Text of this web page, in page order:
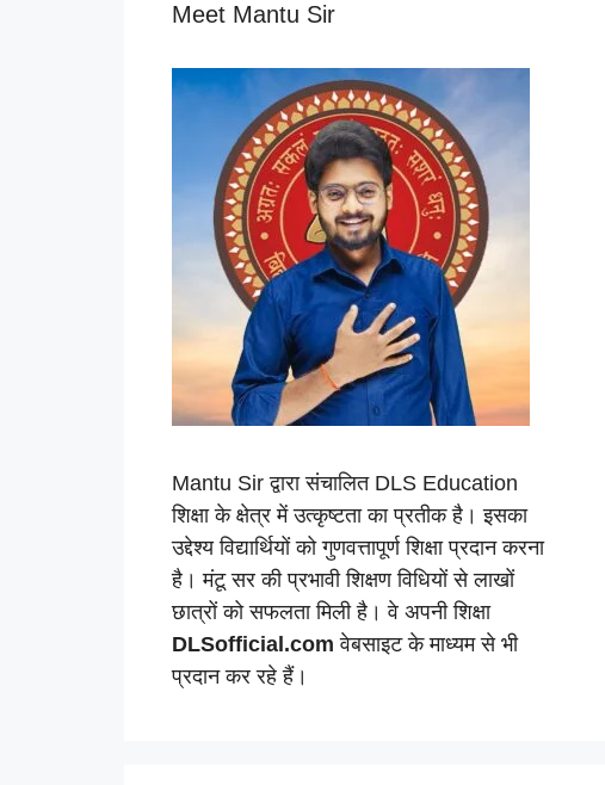
Meet Mantu Sir
Mantu Sir द्वारा संचालित DLS Education
शिक्षा के क्षेत्र में उत्कृष्टता का प्रतीक है। इसका
उद्देश्य विद्यार्थियों को गुणवत्तापूर्ण शिक्षा प्रदान करना
है। मंटू सर की प्रभावी शिक्षण विधियों से लाखों
छात्रों को सफलता मिली है। वे अपनी शिक्षा
DLSofficial.com वेबसाइट के माध्यम से भी
प्रदान कर रहे हैं।